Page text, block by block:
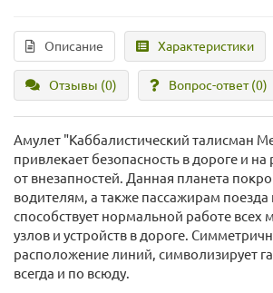
Описание Характеристики
Отзывы (0) Вопрос-ответ(0)
Амулет "Каббалистический талисман
привлекает безопасность в дороге и
от внезапностей. Данная планета
водителям, а также пассажирам поезда
способствует нормальной работе всех
узлов и устройств в дороге.
расположение линий, символизирует
всегда и по всюду.